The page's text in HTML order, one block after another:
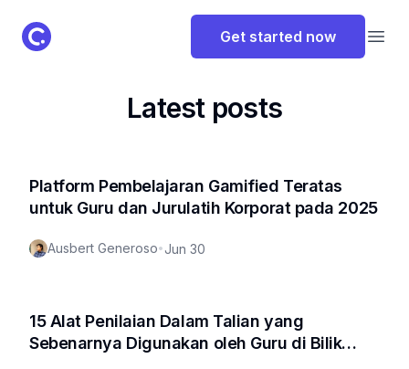
ClassPoint Logo Get started now
Latest posts
Platform Pembelajaran Gamified Teratas
untuk Guru dan Jurulatih Korporat pada 2025
Ausbert Generoso•Jun 30
15 Alat Penilaian Dalam Talian yang
Sebenarnya Digunakan oleh Guru di Bilik